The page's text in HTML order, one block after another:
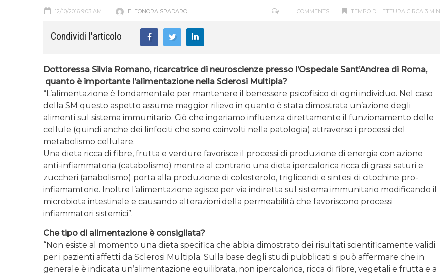
12/10/2016 9:03 AM ELEONORA SPADARO TEMPO DI LETTURA CIRCA 3 MIN
COMMENTS
Condividi l'articolo
Dottoressa Silvia Romano, ricarcatrice di neuroscienze presso l’Ospedale Sant’Andrea di Roma,
quanto è importante l’alimentazione nella Sclerosi Multipla?
“L’alimentazione è fondamentale per mantenere il benessere psicofisico di ogni individuo. Nel caso
della SM questo aspetto assume maggior rilievo in quanto è stata dimostrata un’azione degli
alimenti sul sistema immunitario. Ciò che ingeriamo influenza direttamente il funzionamento delle
cellule (quindi anche dei linfociti che sono coinvolti nella patologia) attraverso i processi del
metabolismo cellulare.
Una dieta ricca di fibre, frutta e verdure favorisce il processi di produzione di energia con azione
anti-infiammatoria (catabolismo) mentre al contrario una dieta ipercalorica ricca di grassi saturi e
zuccheri (anabolismo) porta alla produzione di colesterolo, trigliceridi e sintesi di citochine pro-
infiamamtorie. Inoltre l’alimentazione agisce per via indiretta sul sistema immunitario modificando il
microbiota intestinale e causando alterazioni della permeabilità che favoriscono processi
infiammatori sistemici”.
Che tipo di alimentazione è consigliata?
“Non esiste al momento una dieta specifica che abbia dimostrato dei risultati scientificamente validi
per i pazienti affetti da Sclerosi Multipla. Sulla base degli studi pubblicati si può affermare che in
generale è indicata un’alimentazione equilibrata, non ipercalorica, ricca di fibre, vegetali e frutta e a